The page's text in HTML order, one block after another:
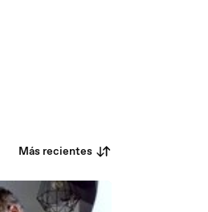
Más recientes